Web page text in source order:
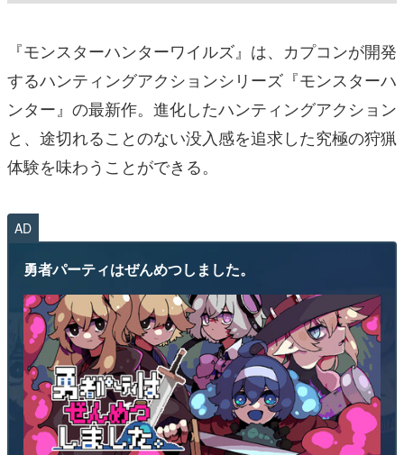
『モンスターハンターワイルズ』は、カプコンが開発
するハンティングアクションシリーズ『モンスターハ
ンター』の最新作。進化したハンティングアクション
と、途切れることのない没入感を追求した究極の狩猟
体験を味わうことができる。
AD
勇者パーティはぜんめつしました。